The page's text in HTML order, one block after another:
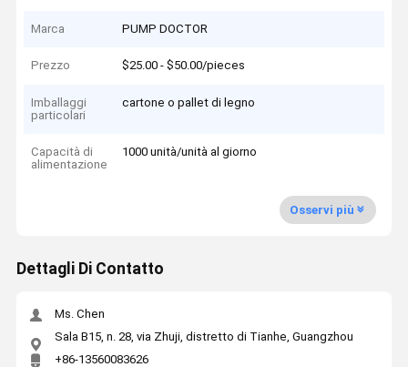
Marca PUMP DOCTOR
Prezzo $25.00 - $50.00/pieces
Imballaggi
particolari
cartone o pallet di legno
Capacità di
alimentazione
1000 unità/unità al giorno
Osservi più
Dettagli Di Contatto
Ms. Chen
Sala B15, n. 28, via Zhuji, distretto di Tianhe, Guangzhou
+86-13560083626